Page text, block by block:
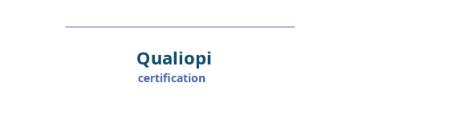
Qualiopi
certification